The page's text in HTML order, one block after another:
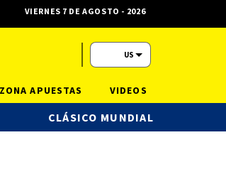
VIERNES 7 DE AGOSTO - 2026
US
CLÁSICO MUNDIAL
ZONA APUESTAS VIDEOS